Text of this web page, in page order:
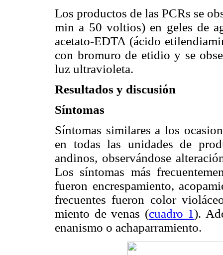
Los productos de las PCRs se
min a 50 voltios) en geles de
acetato-EDTA (ácido
con bromuro de etidio y se
luz ultravioleta.
Resultados y discusión
Síntomas
Síntomas similares a los
en todas las unidades de
andinos, observándose
Los síntomas más
fueron encrespamiento,
frecuentes fueron color
miento de venas (cuadro 1).
enanismo o achaparramiento.